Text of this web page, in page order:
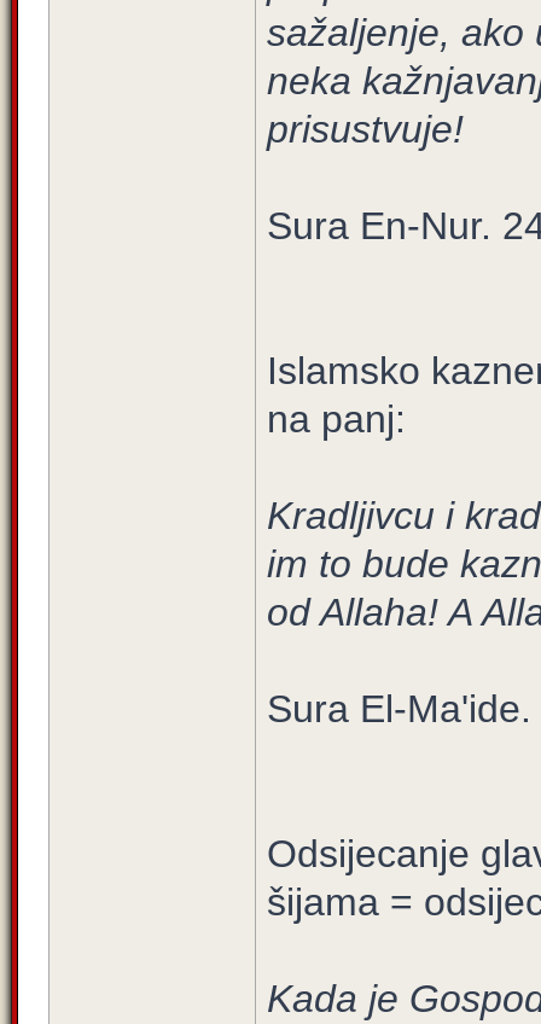
sažaljenje, ako
neka
prisustvuje!
Sura En-Nur.
Islamsko
na panj:
Kradljivcu i
im to bude
od Allaha! A
Sura El-
Odsijecanje
šijama =
Kada je